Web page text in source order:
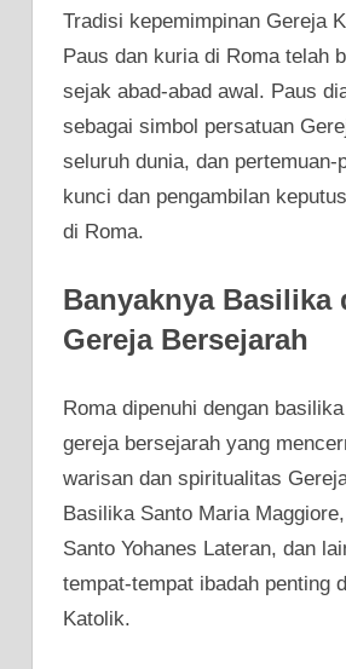
Tradisi kepemimpinan Gereja
Paus dan kuria di Roma telah
sejak abad-abad awal. Paus
sebagai simbol persatuan
seluruh dunia, dan pertemuan-
kunci dan pengambilan
di Roma.
Banyaknya Basilika
Gereja Bersejarah
Roma dipenuhi dengan
gereja bersejarah yang
warisan dan spiritualitas
Basilika Santo Maria
Santo Yohanes Lateran, dan
tempat-tempat ibadah penting
Katolik.